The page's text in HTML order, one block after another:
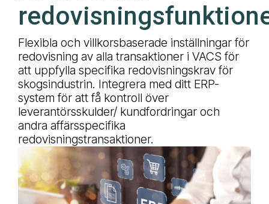
Flexibla och villkorsbaserade inställningar för
redovisning av alla transaktioner i VACS för
att uppfylla specifika redovisningskrav för
skogsindustrin. Integrera med ditt ERP-
system för att få kontroll över
leverantörsskulder/ kundfordringar och
andra affärsspecifika
redovisningstransaktioner.